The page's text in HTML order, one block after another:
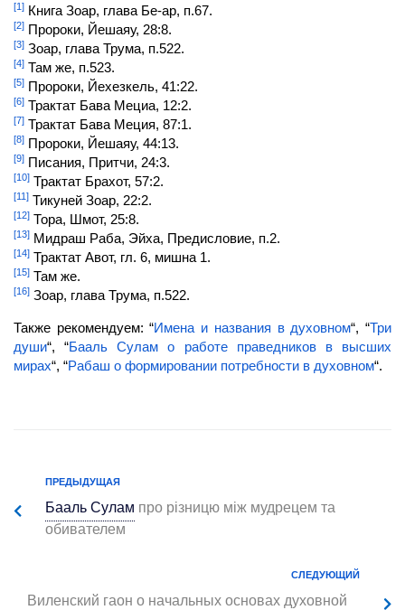
[1] Книга Зоар, глава Бе-ар, п.67.
[2] Пророки, Йешаяу, 28:8.
[3] Зоар, глава Трума, п.522.
[4] Там же, п.523.
[5] Пророки, Йехезкель, 41:22.
[6] Трактат Бава Мециа, 12:2.
[7] Трактат Бава Меция, 87:1.
[8] Пророки, Йешаяу, 44:13.
[9] Писания, Притчи, 24:3.
[10] Трактат Брахот, 57:2.
[11] Тикуней Зоар, 22:2.
[12] Тора, Шмот, 25:8.
[13] Мидраш Раба, Эйха, Предисловие, п.2.
[14] Трактат Авот, гл. 6, мишна 1.
[15] Там же.
[16] Зоар, глава Трума, п.522.
Также рекомендуем: “Имена и названия в духовном“, “Три
души“, “Бааль Сулам о работе праведников в высших
мирах“, “Рабаш о формировании потребности в духовном“.
ПРЕДЫДУЩАЯ
Бааль Сулам про різницю між мудрецем та
обивателем
СЛЕДУЮЩИЙ
Виленский гаон о начальных основах духовной